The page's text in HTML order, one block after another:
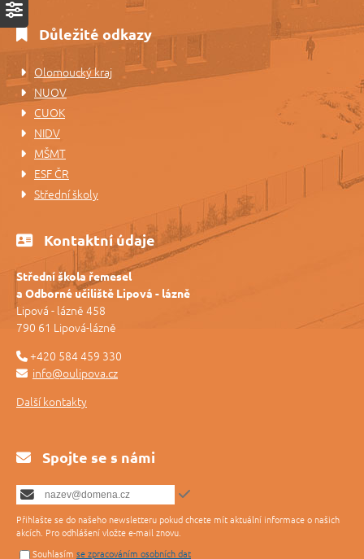
Důležité odkazy
Olomoucký kraj
NUOV
CUOK
NIDV
MŠMT
ESF ČR
Střední školy
Kontaktní údaje
Střední škola řemesel
a Odborné učiliště Lipová - lázně
Lipová - lázně 458
790 61 Lipová-lázně
+420 584 459 330
info@oulipova.cz
Další kontakty
Spojte se s námi
Přihlašte se do našeho newsletteru pokud chcete mít aktuální informace o našich
akcích. Pro odhlášení vložte e-mail znovu.
Souhlasím se zpracováním osobních dat